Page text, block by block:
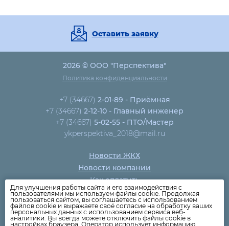
Оставить заявку
2026 © ООО "Перспектива"
Политика конфиденциальности
+7 (34667) 2-01-89 - Приёмная
+7 (34667) 2-12-10 - Главный инженер
+7 (34667) 5-02-55 - ПТО/Мастер
ykperspektiva_2018@mail.ru
Новости ЖКХ
Новости компании
Как оплатить
Дома
Раскрытие информации
Вопросы
Для улучшения работы сайта и его взаимодействия с
пользователями мы используем файлы cookie. Продолжая
пользоваться сайтом, вы соглашаетесь с использованием
файлов cookie и выражаете своё согласие на обработку ваших
персональных данных с использованием сервиса веб-
аналитики. Вы всегда можете отключить файлы cookie в
настройках браузера. Оператор использует информацию,